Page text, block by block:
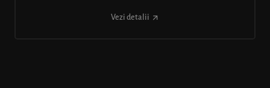
Vezi detalii